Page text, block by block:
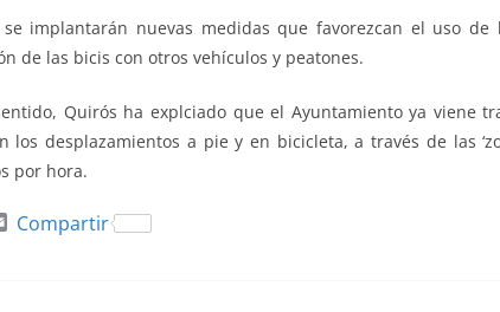
se implantarán nuevas medidas que favorezcan el uso
de las bicis con otros vehículos y peatones.
Quirós ha explciado que el Ayuntamiento ya viene
los desplazamientos a pie y en bicicleta, a través de las
por hora.
Compartir